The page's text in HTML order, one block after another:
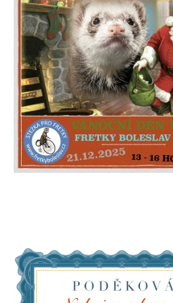
HISTORIE 2022
O NÁS :-)
VÝROČNÍ ZPRÁVY
NAPSALI O NÁS